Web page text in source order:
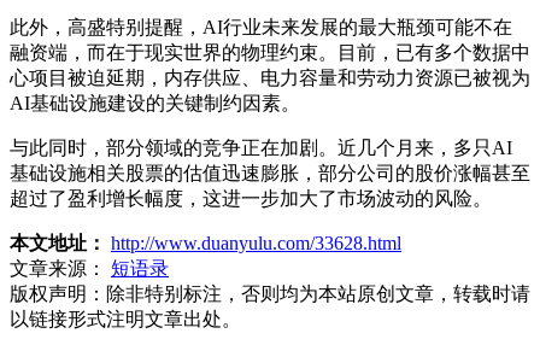
此外，高盛特别提醒，AI行业未来发展的最大瓶颈可能不在
融资端，而在于现实世界的物理约束。目前，已有多个数据中
心项目被迫延期，内存供应、电力容量和劳动力资源已被视为
AI基础设施建设的关键制约因素。
与此同时，部分领域的竞争正在加剧。近几个月来，多只AI
基础设施相关股票的估值迅速膨胀，部分公司的股价涨幅甚至
超过了盈利增长幅度，这进一步加大了市场波动的风险。
本文地址： http://www.duanyulu.com/33628.html
文章来源：
短语录
版权声明： 除非特别标注，否则均为本站原创文章，转载时请
以链接形式注明文章出处。